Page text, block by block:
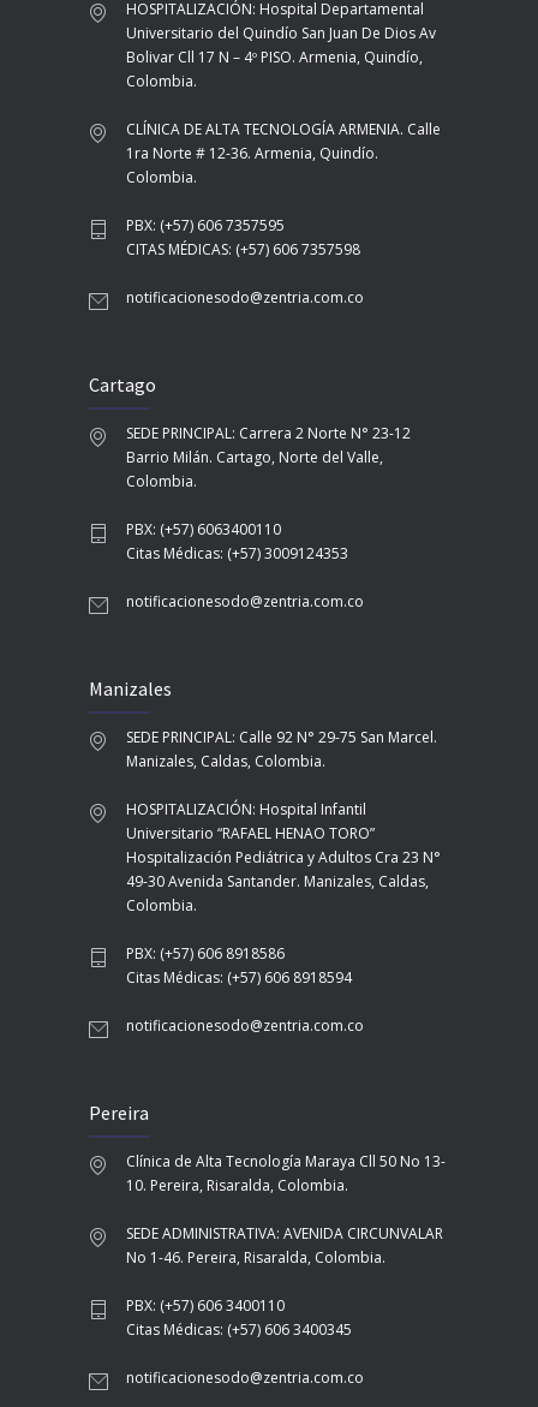
HOSPITALIZACIÓN: Hospital Departamental
Universitario del Quindío San Juan De Dios Av
Bolivar Cll 17 N – 4º PISO. Armenia, Quindío,
Colombia.
CLÍNICA DE ALTA TECNOLOGÍA ARMENIA. Calle
1ra Norte # 12-36. Armenia, Quindío.
Colombia.
PBX: (+57) 606 7357595
CITAS MÉDICAS: (+57) 606 7357598
notificacionesodo@zentria.com.co
Cartago
SEDE PRINCIPAL: Carrera 2 Norte N° 23-12
Barrio Milán. Cartago, Norte del Valle,
Colombia.
PBX: (+57) 6063400110
Citas Médicas: (+57) 3009124353
notificacionesodo@zentria.com.co
Manizales
SEDE PRINCIPAL: Calle 92 N° 29-75 San Marcel.
Manizales, Caldas, Colombia.
HOSPITALIZACIÓN: Hospital Infantil
Universitario “RAFAEL HENAO TORO”
Hospitalización Pediátrica y Adultos Cra 23 N°
49-30 Avenida Santander. Manizales, Caldas,
Colombia.
PBX: (+57) 606 8918586
Citas Médicas: (+57) 606 8918594
notificacionesodo@zentria.com.co
Pereira
Clínica de Alta Tecnología Maraya Cll 50 No 13-
10. Pereira, Risaralda, Colombia.
SEDE ADMINISTRATIVA: AVENIDA CIRCUNVALAR
No 1-46. Pereira, Risaralda, Colombia.
PBX: (+57) 606 3400110
Citas Médicas: (+57) 606 3400345
notificacionesodo@zentria.com.co